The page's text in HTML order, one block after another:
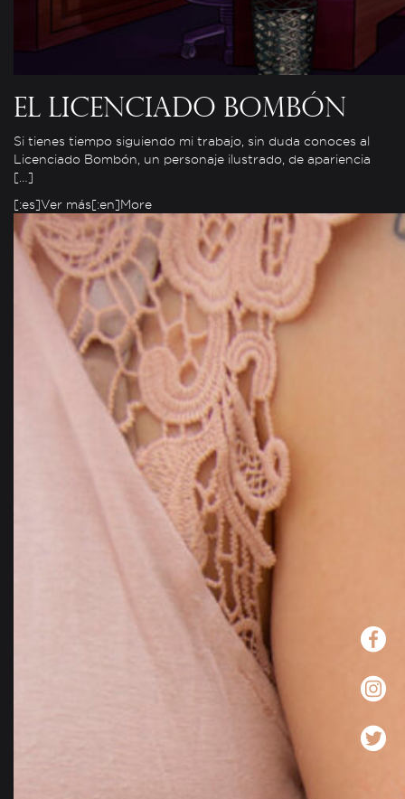
El Licenciado Bombón
Si tienes tiempo siguiendo mi trabajo, sin duda conoces al
Licenciado Bombón, un personaje ilustrado, de apariencia
[…]
[:es]Ver más[:en]More